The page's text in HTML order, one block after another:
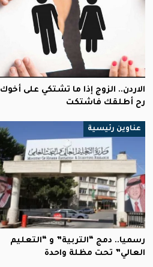
الاردن.. الزوج إذا ما تشتكي على أخوك
رح أطلقك فاشتكت
عناوين رئيسية
رسميا.. دمج “التربية” و “التعليم
العالي” تحت مظلة واحدة